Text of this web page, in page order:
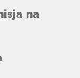
na